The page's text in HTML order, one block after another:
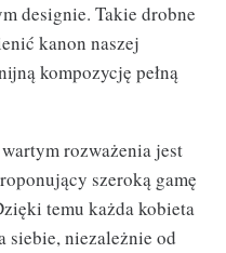
designie. Takie drobne
kanon naszej
kompozycję pełną
rozważenia jest
szeroką gamę
temu każda kobieta
siebie, niezależnie od